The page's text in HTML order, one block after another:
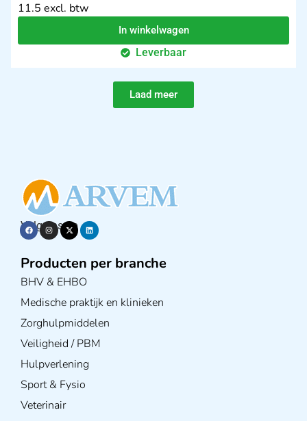
11.5 excl. btw
In winkelwagen
Leverbaar
Laad meer
Volg ons op
Producten per branche
BHV & EHBO
Medische praktijk en klinieken
Zorghulpmiddelen
Veiligheid / PBM
Hulpverlening
Sport & Fysio
Veterinair